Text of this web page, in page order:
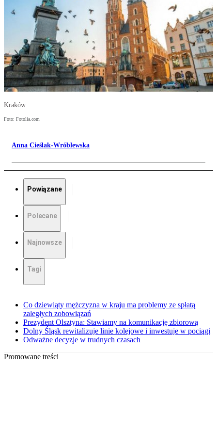
Kraków
Foto: Fotolia.com
Anna Cieślak-Wróblewska
Powiązane
Polecane
Najnowsze
Tagi
Co dziewiąty mężczyzna w kraju ma problemy ze spłatą
zaległych zobowiązań
Prezydent Olsztyna: Stawiamy na komunikację zbiorową
Dolny Śląsk rewitalizuje linie kolejowe i inwestuje w pociągi
Odważne decyzje w trudnych czasach
Promowane treści